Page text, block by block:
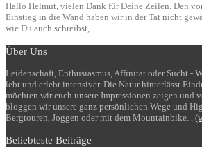
Hallo Helmut, vielen Dank für Deine Zeilen. Den
Einstieg in die Wand haben wir in der Tat nicht
wie Du auch schreibst,…
Über Uns
Leidenschaft, Enthusiasmus, Affinität oder Sucht -
lebt und erlebt intensiver. Die Natur hinterlässt
möchten wir euch unsere Impressionen zeigen und
bloggen wir unsere ganz persönlichen Wege und
Bergtouren, Joggen oder mit dem Mountainbike...
Beliebteste Beiträge